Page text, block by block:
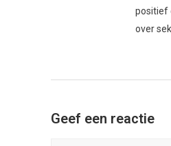
positief
over
Geef een reactie